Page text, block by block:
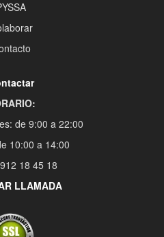
de 9:00 a 22:00
10:00 a 14:00
18 45 18
LLAMADA